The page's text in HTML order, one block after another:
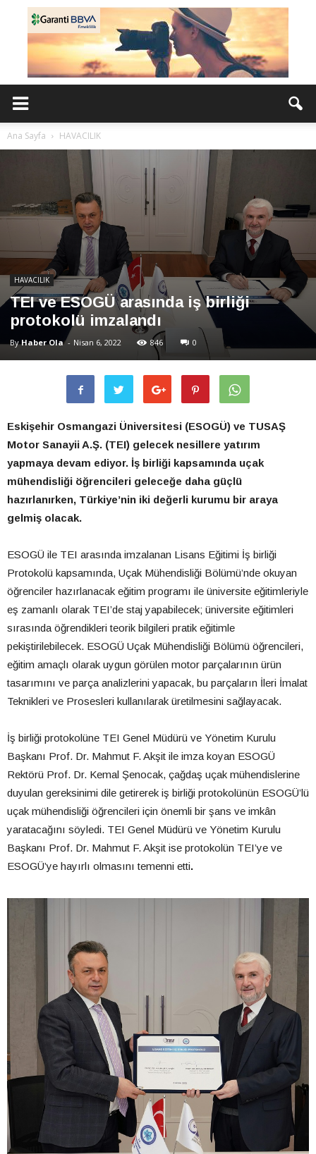
Ana Sayfa HAVACILIK
HAVACILIK
TEI ve ESOGÜ arasında iş birliği
protokolü imzalandı
ByHaber Ola - Nisan 6, 2022 846 0
Eskişehir Osmangazi Üniversitesi (ESOGÜ) ve TUSAŞ
Motor Sanayii A.Ş. (TEI) gelecek nesillere yatırım
yapmaya devam ediyor. İş birliği kapsamında uçak
mühendisliği öğrencileri geleceğe daha güçlü
hazırlanırken, Türkiye’nin iki değerli kurumu bir araya
gelmiş olacak.
ESOGÜ ile TEI arasında imzalanan Lisans Eğitimi İş birliği
Protokolü kapsamında, Uçak Mühendisliği Bölümü’nde okuyan
öğrenciler hazırlanacak eğitim programı ile üniversite eğitimleriyle
eş zamanlı olarak TEI’de staj yapabilecek; üniversite eğitimleri
sırasında öğrendikleri teorik bilgileri pratik eğitimle
pekiştirilebilecek. ESOGÜ Uçak Mühendisliği Bölümü öğrencileri,
eğitim amaçlı olarak uygun görülen motor parçalarının ürün
tasarımını ve parça analizlerini yapacak, bu parçaların İleri İmalat
Teknikleri ve Prosesleri kullanılarak üretilmesini sağlayacak.
İş birliği protokolüne TEI Genel Müdürü ve Yönetim Kurulu
Başkanı Prof. Dr. Mahmut F. Akşit ile imza koyan ESOGÜ
Rektörü Prof. Dr. Kemal Şenocak, çağdaş uçak mühendislerine
duyulan gereksinimi dile getirerek iş birliği protokolünün ESOGÜ’lü
uçak mühendisliği öğrencileri için önemli bir şans ve imkân
yaratacağını söyledi. TEI Genel Müdürü ve Yönetim Kurulu
Başkanı Prof. Dr. Mahmut F. Akşit ise protokolün TEI’ye ve
ESOGÜ’ye hayırlı olmasını temenni etti.